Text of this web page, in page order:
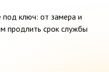
под ключ: от замера и
продлить срок службы